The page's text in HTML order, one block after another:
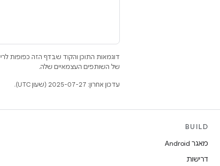
דוגמאות התוכן והקוד שבדף הזה כפופות
של השותפים העצמאיים שלה.
עדכון אחרון: 2025-07-27 (שעון UTC).
BUILD
מאגר Android
דרישות